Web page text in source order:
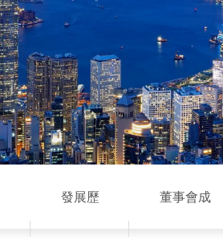
發展歷 董事會成